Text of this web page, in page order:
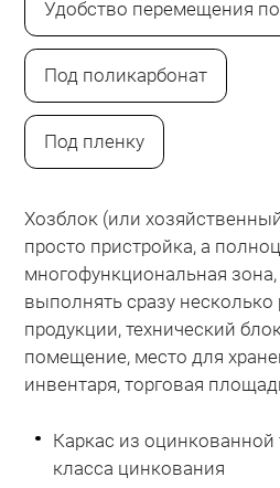
Удобство перемещения
Под поликарбонат
Под пленку
Хозблок (или
просто пристройка, а
многофункциональная
выполнять сразу несколько
продукции, технический
помещение, место для
инвентаря, торговая
Каркас из оцинкованной
класса цинкования